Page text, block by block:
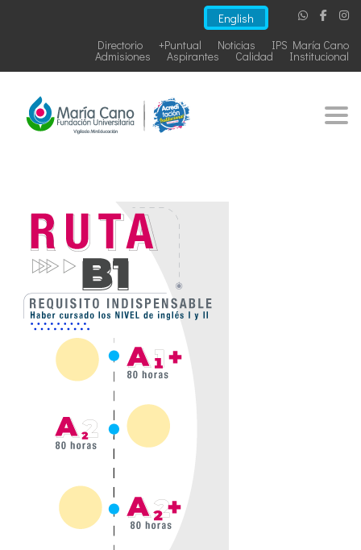
English
IPS María Cano
Noticias
+Puntual
Directorio
Institucional
Calidad
Aspirantes
Admisiones